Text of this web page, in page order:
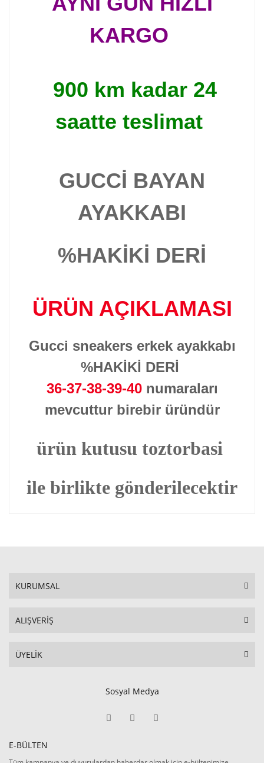
KARGO
900 km kadar 24
saatte teslimat
GUCCİ BAYAN
AYAKKABI
%HAKİKİ DERİ
ÜRÜN AÇIKLAMASI
Gucci sneakers erkek ayakkabı
%HAKİKİ DERİ
36-37-38-39-40numaraları
mevcuttur birebir üründür
ürün kutusu toztorbasi
ile birlikte gönderilecektir
KURUMSAL
ALIŞVERİŞ
ÜYELİK
Sosyal Medya
E-BÜLTEN